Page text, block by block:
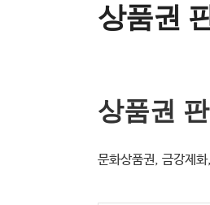
상품권
상품권
문화상품권, 금강제